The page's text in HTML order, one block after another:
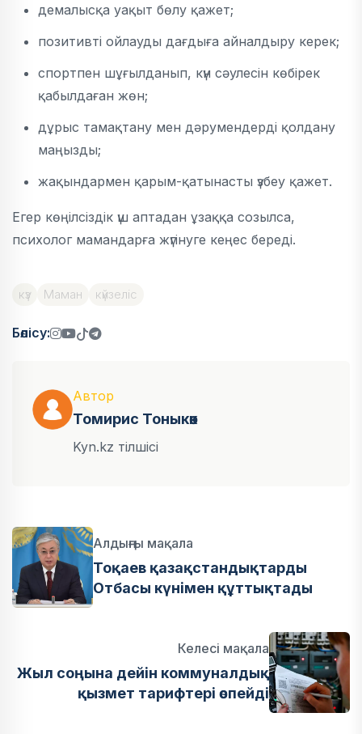
демалысқа уақыт бөлу қажет;
позитивті ойлауды дағдыға айналдыру керек;
спортпен шұғылданып, күн сәулесін көбірек
қабылдаған жөн;
дұрыс тамақтану мен дәрумендерді қолдану
маңызды;
жақындармен қарым-қатынасты үзбеу қажет.
Егер көңілсіздік үш аптадан ұзаққа созылса,
психолог мамандарға жүгінуге кеңес береді.
күз Маман күйзеліс
Бөлісу:
Автор
Томирис Тоныкөк
Kyn.kz тілшісі
Алдыңғы мақала
Тоқаев қазақстандықтарды
Отбасы күнімен құттықтады
Келесі мақала
Жыл соңына дейін коммуналдық
қызмет тарифтері өспейді